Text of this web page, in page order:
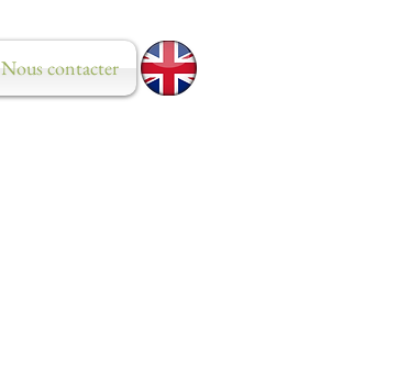
Nous contacter